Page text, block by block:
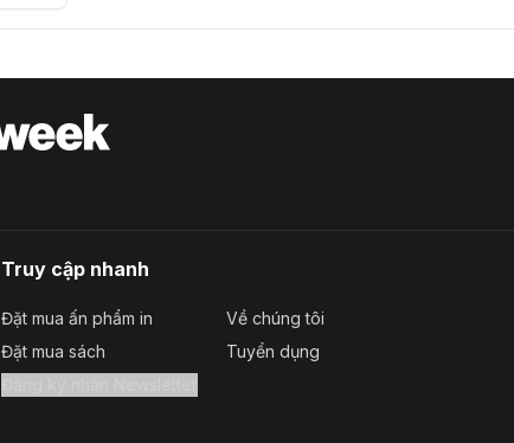
Nguyễn Thị Thiên Hương 295 0.01%
Nguyễn Hồng Châu
Truy cập nhanh
Đặt mua ấn phẩm in
Đặt mua sách
Về chúng tôi
Tuyển dụng